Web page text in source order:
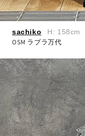
sachiko H: 158cm
OSM ラブラ万代